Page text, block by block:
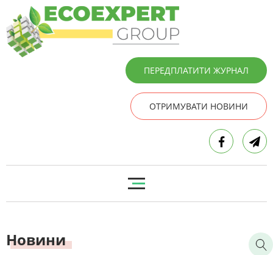
ПЕРЕДПЛАТИТИ ЖУРНАЛ
ОТРИМУВАТИ НОВИНИ
Новини